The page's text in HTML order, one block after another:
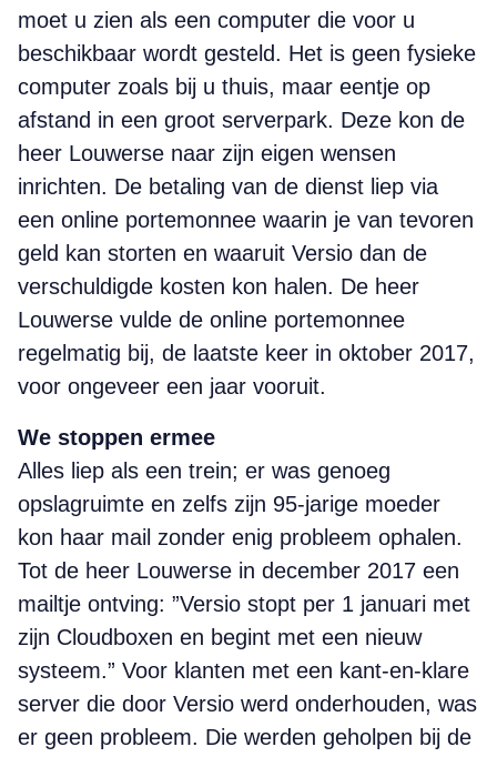
moet u zien als een computer die voor u
beschikbaar wordt gesteld. Het is geen fysieke
computer zoals bij u thuis, maar eentje op
afstand in een groot serverpark. Deze kon de
heer Louwerse naar zijn eigen wensen
inrichten. De betaling van de dienst liep via
een online portemonnee waarin je van tevoren
geld kan storten en waaruit Versio dan de
verschuldigde kosten kon halen. De heer
Louwerse vulde de online portemonnee
regelmatig bij, de laatste keer in oktober 2017,
voor ongeveer een jaar vooruit.
We stoppen ermee
Alles liep als een trein; er was genoeg
opslagruimte en zelfs zijn 95-jarige moeder
kon haar mail zonder enig probleem ophalen.
Tot de heer Louwerse in december 2017 een
mailtje ontving: ”Versio stopt per 1 januari met
zijn Cloudboxen en begint met een nieuw
systeem.” Voor klanten met een kant-en-klare
server die door Versio werd onderhouden, was
er geen probleem. Die werden geholpen bij de